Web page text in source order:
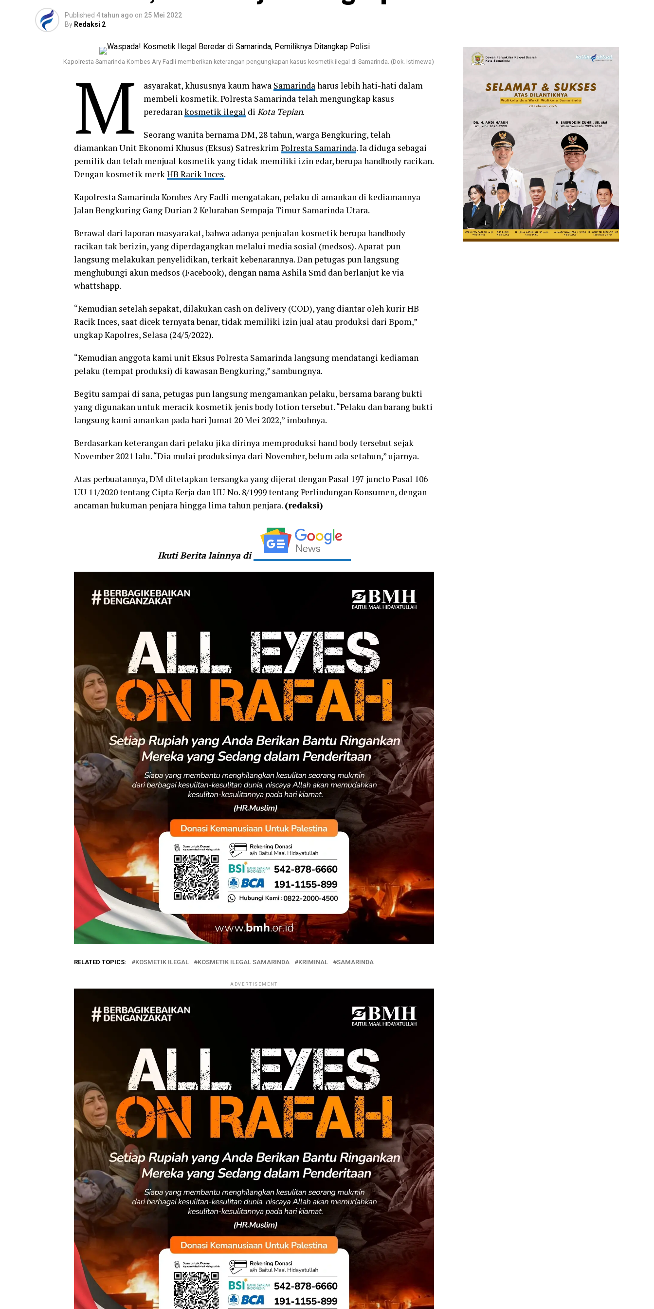
Published 4 tahun ago on 25 Mei 2022
By Redaksi 2
Kapolresta Samarinda Kombes Ary Fadli memberikan keterangan pengungkapan kasus kosmetik ilegal di Samarinda. (Dok. Istimewa)
M asyarakat, khususnya kaum hawa Samarindaharus lebih hati-hati dalam
membeli kosmetik. Polresta Samarinda telah mengungkap kasus
peredarankosmetik ilegal di Kota Tepian.
Seorang wanita bernama DM, 28 tahun, warga Bengkuring, telah
diamankan Unit Ekonomi Khusus (Eksus) SatreskrimPolresta Samarinda. Ia diduga sebagai
pemilik dan telah menjual kosmetik yang tidak memiliki izin edar, berupa handbody racikan.
Dengan kosmetik merkHB Racik Inces.
Kapolresta Samarinda Kombes Ary Fadli mengatakan, pelaku di amankan di kediamannya
Jalan Bengkuring Gang Durian 2 Kelurahan Sempaja Timur Samarinda Utara.
Berawal dari laporan masyarakat, bahwa adanya penjualan kosmetik berupa handbody
racikan tak berizin, yang diperdagangkan melalui media sosial (medsos). Aparat pun
langsung melakukan penyelidikan, terkait kebenarannya. Dan petugas pun langsung
menghubungi akun medsos (Facebook), dengan nama Ashila Smd dan berlanjut ke via
whattshapp.
“Kemudian setelah sepakat, dilakukan cash on delivery (COD), yang diantar oleh kurir HB
Racik Inces, saat dicek ternyata benar, tidak memiliki izin jual atau produksi dari Bpom,”
ungkap Kapolres, Selasa (24/5/2022).
“Kemudian anggota kami unit Eksus Polresta Samarinda langsung mendatangi kediaman
pelaku (tempat produksi) di kawasan Bengkuring,” sambungnya.
Begitu sampai di sana, petugas pun langsung mengamankan pelaku, bersama barang bukti
yang digunakan untuk meracik kosmetik jenis body lotion tersebut. “Pelaku dan barang bukti
langsung kami amankan pada hari Jumat 20 Mei 2022,” imbuhnya.
Berdasarkan keterangan dari pelaku jika dirinya memproduksi hand body tersebut sejak
November 2021 lalu. “Dia mulai produksinya dari November, belum ada setahun,” ujarnya.
Atas perbuatannya, DM ditetapkan tersangka yang dijerat dengan Pasal 197 juncto Pasal 106
UU 11/2020 tentang Cipta Kerja dan UU No. 8/1999 tentang Perlindungan Konsumen, dengan
ancaman hukuman penjara hingga lima tahun penjara. (redaksi)
Ikuti Berita lainnya di
RELATED TOPICS: KOSMETIK ILEGAL KOSMETIK ILEGAL SAMARINDA KRIMINAL SAMARINDA
ADVERTISEMENT